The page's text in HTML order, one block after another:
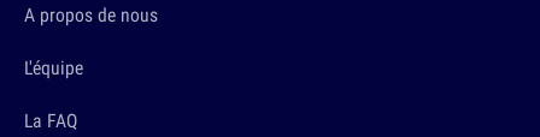
A propos de nous
L'équipe
La FAQ